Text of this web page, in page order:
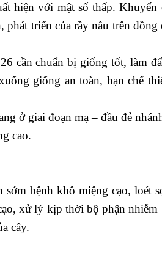
hiện với mật số thấp. Khuyến
triển của rầy nâu trên
cần chuẩn bị giống tốt, làm
giống an toàn, hạn chế
ở giai đoạn mạ – đầu đẻ
cao.
bệnh khô miệng cạo, loét
xử lý kịp thời bộ phận nhiễm
cây.